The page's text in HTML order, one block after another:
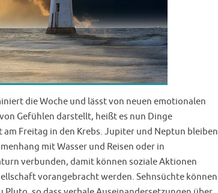
die Woche und lässt von neuen emotionalen
Gefühlen darstellt, heißt es nun Dinge
am Freitag in den Krebs. Jupiter und Neptun bleiben
mit Wasser und Reisen oder in
verbunden, damit können soziale Aktionen
vorangebracht werden. Sehnsüchte können